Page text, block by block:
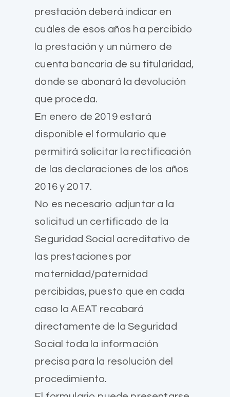
prestación deberá indicar en
cuáles de esos años ha percibido
la prestación y un número de
cuenta bancaria de su titularidad,
donde se abonará la devolución
que proceda.
En enero de 2019 estará
disponible el formulario que
permitirá solicitar la rectificación
de las declaraciones de los años
2016 y 2017.
No es necesario adjuntar a la
solicitud un certificado de la
Seguridad Social acreditativo de
las prestaciones por
maternidad/paternidad
percibidas, puesto que en cada
caso la AEAT recabará
directamente de la Seguridad
Social toda la información
precisa para la resolución del
procedimiento.